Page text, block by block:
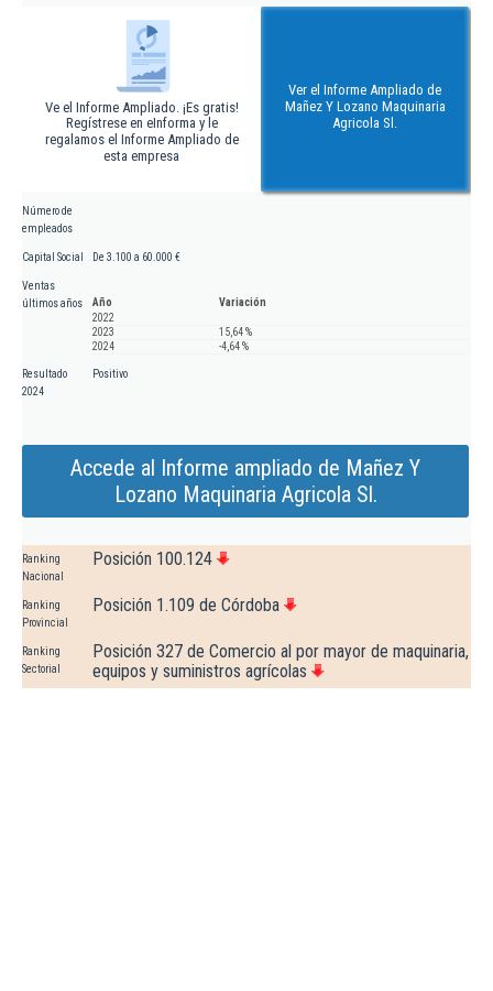
Ve el Informe Ampliado. ¡Es gratis!
Regístrese en eInforma y le
regalamos el Informe Ampliado de
esta empresa
Ver el Informe Ampliado de
Mañez Y Lozano Maquinaria
Agricola Sl.
Número de
empleados
Capital Social De 3.100 a 60.000 €
Ventas
últimos años
Año
Variación
2022
2023
15,64 %
2024
-4,64 %
Resultado
2024
Positivo
Accede al Informe ampliado de Mañez Y
Lozano Maquinaria Agricola Sl.
Ranking
Nacional
Posición 100.124
Ranking
Provincial
Posición 1.109 de Córdoba
Ranking
Sectorial
Posición 327 de Comercio al por mayor de maquinaria,
equipos y suministros agrícolas